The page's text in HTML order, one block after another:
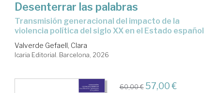
Desenterrar las palabras
Transmisión generacional del impacto de la
violencia política del siglo XX en el Estado español
Valverde Gefaell, Clara
Icaria Editorial. Barcelona, 2026
60,00 € 57,00 €